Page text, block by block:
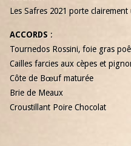
Les Safres 2021 porte
ACCORDS :
Tournedos Rossini, foie gras
Cailles farcies aux cèpes et
Côte de Bœuf maturée
Brie de Meaux
Croustillant Poire Chocolat